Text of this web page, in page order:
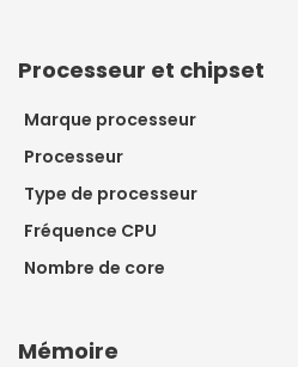
Processeur et chipset
Marque processeur
Processeur
Type de processeur
Fréquence CPU
Nombre de core
Mémoire